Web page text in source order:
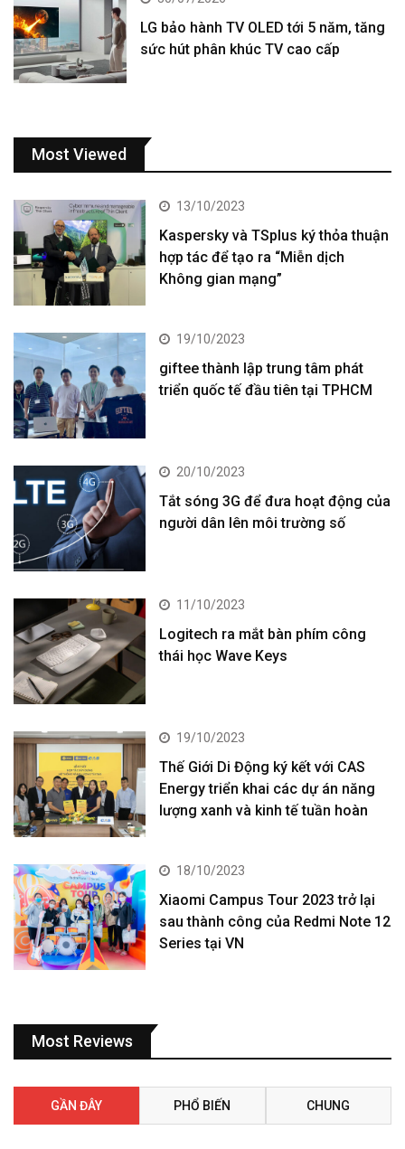
LG bảo hành TV OLED tới 5 năm, tăng
sức hút phân khúc TV cao cấp
Most Viewed
13/10/2023
Kaspersky và TSplus ký thỏa thuận
hợp tác để tạo ra “Miễn dịch
Không gian mạng”
19/10/2023
giftee thành lập trung tâm phát
triển quốc tế đầu tiên tại TPHCM
20/10/2023
Tắt sóng 3G để đưa hoạt động của
người dân lên môi trường số
11/10/2023
Logitech ra mắt bàn phím công
thái học Wave Keys
19/10/2023
Thế Giới Di Động ký kết với CAS
Energy triển khai các dự án năng
lượng xanh và kinh tế tuần hoàn
18/10/2023
Xiaomi Campus Tour 2023 trở lại
sau thành công của Redmi Note 12
Series tại VN
Most Reviews
GẦN ĐÂY PHỔ BIẾN CHUNG